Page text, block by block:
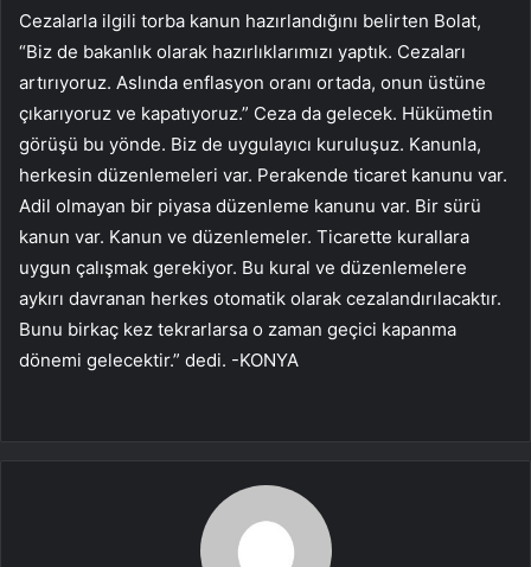
Cezalarla ilgili torba kanun hazırlandığını belirten Bolat,
“Biz de bakanlık olarak hazırlıklarımızı yaptık. Cezaları
artırıyoruz. Aslında enflasyon oranı ortada, onun üstüne
çıkarıyoruz ve kapatıyoruz.” Ceza da gelecek. Hükümetin
görüşü bu yönde. Biz de uygulayıcı kuruluşuz. Kanunla,
herkesin düzenlemeleri var. Perakende ticaret kanunu var.
Adil olmayan bir piyasa düzenleme kanunu var. Bir sürü
kanun var. Kanun ve düzenlemeler. Ticarette kurallara
uygun çalışmak gerekiyor. Bu kural ve düzenlemelere
aykırı davranan herkes otomatik olarak cezalandırılacaktır.
Bunu birkaç kez tekrarlarsa o zaman geçici kapanma
dönemi gelecektir.” dedi. -KONYA